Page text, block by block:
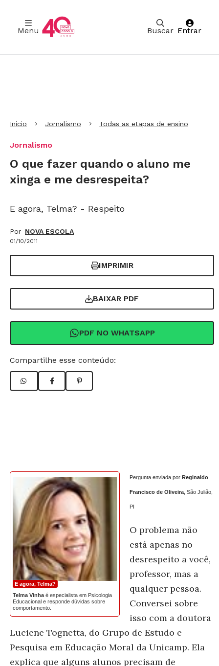
Buscar
Menu Entrar
Início Jornalismo Todas as etapas de ensino
Jornalismo
O que fazer quando o aluno me
xinga e me desrespeita?
E agora, Telma? - Respeito
Por NOVA ESCOLA
01/10/2011
IMPRIMIR
BAIXAR PDF
PDF NO WHATSAPP
Compartilhe esse conteúdo:
E agora, Telma?
Telma Vinha é especialista em Psicologia
Educacional e responde dúvidas sobre
comportamento.
Pergunta enviada por Reginaldo
Francisco de Oliveira , São Julião,
PI
O problema não
está apenas no
desrespeito a você,
professor, mas a
qualquer pessoa.
Conversei sobre
isso com a doutora
Luciene Tognetta, do Grupo de Estudo e
Pesquisa em Educação Moral da Unicamp. Ela
explica que alguns alunos precisam de